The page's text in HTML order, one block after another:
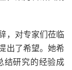
，对专家们莅临
出了希望。她希
结研究的经验成